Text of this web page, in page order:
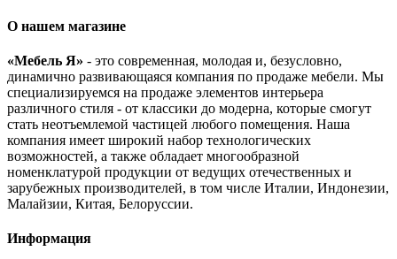
О нашем магазине
«Мебель Я» - это современная, молодая и, безусловно,
динамично развивающаяся компания по продаже мебели. Мы
специализируемся на продаже элементов интерьера
различного стиля - от классики до модерна, которые смогут
стать неотъемлемой частицей любого помещения. Наша
компания имеет широкий набор технологических
возможностей, а также обладает многообразной
номенклатурой продукции от ведущих отечественных и
зарубежных производителей, в том числе Италии, Индонезии,
Малайзии, Китая, Белоруссии.
Информация